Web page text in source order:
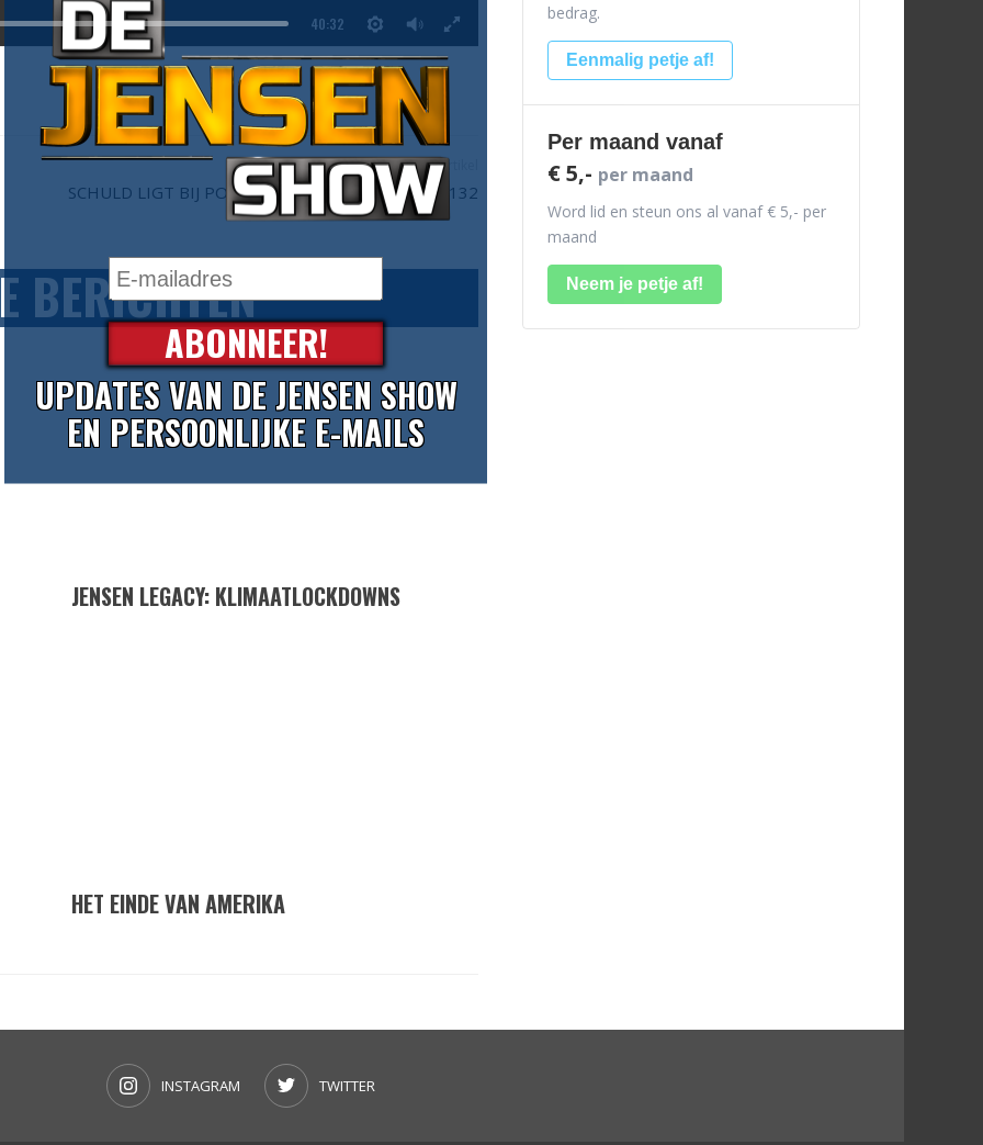
40:32
Volgend artikel
SCHULD LIGT BIJ POLITIEK - DE JENSEN SHOW #132
BERICHTEN
JENSEN LEGACY: KLIMAATLOCKDOWNS
HET EINDE VAN AMERIKA
bedrag.
Eenmalig petje af!
Per maand vanaf
€ 5,- per maand
Word lid en steun ons al vanaf € 5,- per
maand
Neem je petje af!
INSTAGRAM TWITTER
ABONNEER!
UPDATES VAN DE JENSEN SHOW
EN PERSOONLIJKE E-MAILS